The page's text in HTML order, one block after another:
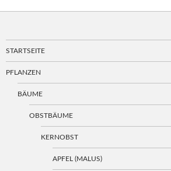
STARTSEITE
PFLANZEN
BÄUME
OBSTBÄUME
KERNOBST
APFEL (MALUS)